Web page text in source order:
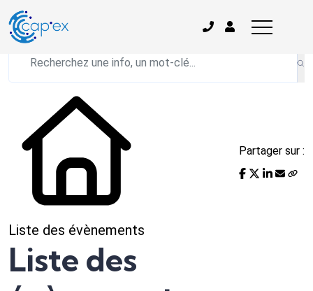
L'actualité du mois
Liste des évènements
Partager sur :
Liste des